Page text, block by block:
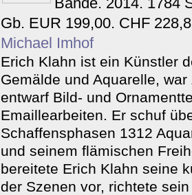
Gb. EUR 199,00. CHF
Michael Imhof
Erich Klahn ist ein Künstler
Gemälde und Aquarelle,
entwarf Bild- und
Emaillearbeiten. Er schuf
Schaffensphasen 1312
und seinem flämischen
bereitete Erich Klahn seine
der Szenen vor, richtete